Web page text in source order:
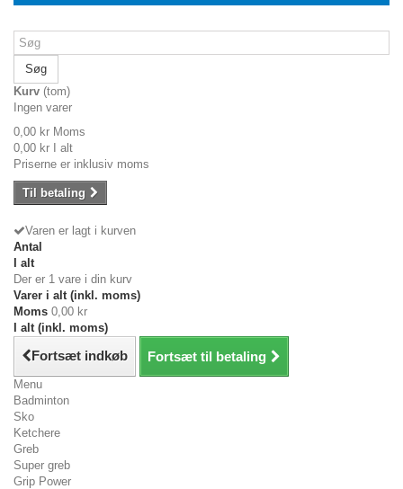
Søg
Kurv (tom)
Ingen varer
0,00 kr Moms
0,00 kr I alt
Priserne er inklusiv moms
Til betaling
Varen er lagt i kurven
Antal
I alt
Der er 1 vare i din kurv
Varer i alt (inkl. moms)
Moms 0,00 kr
I alt (inkl. moms)
Fortsæt indkøb Fortsæt til betaling
Menu
Badminton
Sko
Ketchere
Greb
Super greb
Grip Power